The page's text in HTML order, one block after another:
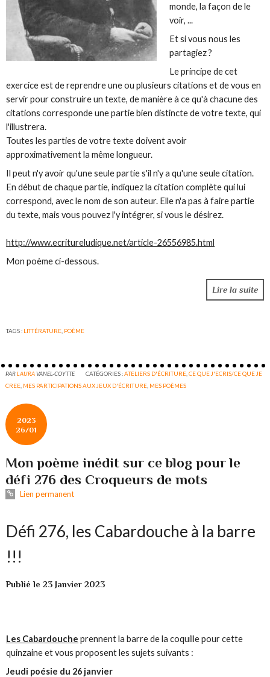
monde, la façon de le
voir, ...
Et si vous nous les
partagiez ?
Le principe de cet
exercice est de reprendre une ou plusieurs citations et de vous en
servir pour construire un texte, de manière à ce qu'à chacune des
citations corresponde une partie bien distincte de votre texte, qui
l'illustrera.
Toutes les parties de votre texte doivent avoir
approximativement la même longueur.
Il peut n'y avoir qu'une seule partie s'il n'y a qu'une seule citation.
En début de chaque partie, indiquez la citation complète qui lui
correspond, avec le nom de son auteur. Elle n'a pas à faire partie
du texte, mais vous pouvez l'y intégrer, si vous le désirez.
http://www.ecritureludique.net/article-26556985.html
Mon poème ci-dessous.
Lire la suite
TAGS : LITTÉRATURE POÈME
PARLAURAVANEL-COYTTE CATÉGORIES :ATELIERS D'ÉCRITURE ,CE QUE J'ECRIS/CE QUE JE
CREE MES PARTICIPATIONS AUX JEUX D'ÉCRITURE MES POÈMES
2023
26/01
Mon poème inédit sur ce blog pour le
défi 276 des Croqueurs de mots
Lien permanent
Défi 276, les Cabardouche à la barre
!!!
Publié le 23 Janvier 2023
Les Cabardouche prennent la barre de la coquille pour cette
quinzaine et vous proposent les sujets suivants :
Jeudi poésie du 26 janvier